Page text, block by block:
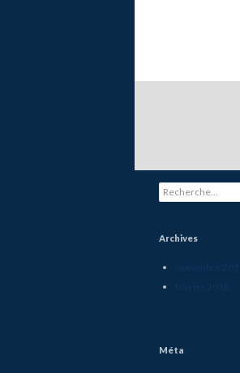
Rechercher :
Archives
Méta